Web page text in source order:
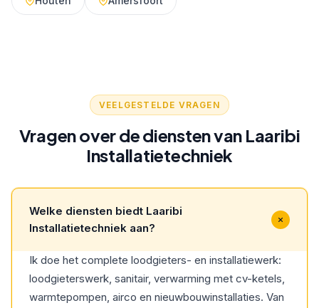
VEELGESTELDE VRAGEN
Vragen over de diensten van Laaribi
Installatietechniek
Welke diensten biedt Laaribi
Installatietechniek aan?
Ik doe het complete loodgieters- en installatiewerk:
loodgieterswerk, sanitair, verwarming met cv-ketels,
warmtepompen, airco en nieuwbouwinstallaties. Van